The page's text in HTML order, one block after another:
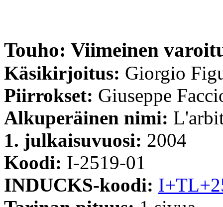
Touho: Viimeinen
Käsikirjoitus: Giorgio
Piirrokset: Giuseppe
Alkuperäinen nimi:
1. julkaisuvuosi: 2004
Koodi: I-2519-01
INDUCKS-koodi: